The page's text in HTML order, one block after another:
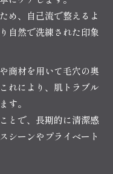
め、自己流で整えるよ
自然で洗練された印象
商材を用いて毛穴の奥
れにより、肌トラブル
す。
とで、長期的に清潔感
シーンやプライベート